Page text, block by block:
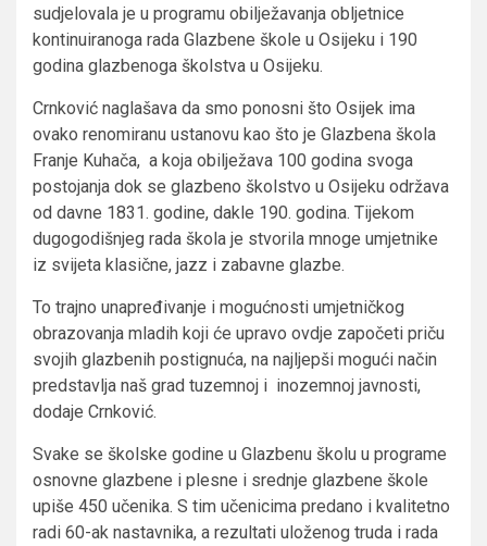
sudjelovala je u programu obilježavanja obljetnice
kontinuiranoga rada Glazbene škole u Osijeku i 190
godina glazbenoga školstva u Osijeku.
Crnković naglašava da smo ponosni što Osijek ima
ovako renomiranu ustanovu kao što je Glazbena škola
Franje Kuhača, a koja obilježava 100 godina svoga
postojanja dok se glazbeno školstvo u Osijeku održava
od davne 1831. godine, dakle 190. godina. Tijekom
dugogodišnjeg rada škola je stvorila mnoge umjetnike
iz svijeta klasične, jazz i zabavne glazbe.
To trajno unapređivanje i mogućnosti umjetničkog
obrazovanja mladih koji će upravo ovdje započeti priču
svojih glazbenih postignuća, na najljepši mogući način
predstavlja naš grad tuzemnoj i inozemnoj javnosti,
dodaje Crnković.
Svake se školske godine u Glazbenu školu u programe
osnovne glazbene i plesne i srednje glazbene škole
upiše 450 učenika. S tim učenicima predano i kvalitetno
radi 60-ak nastavnika, a rezultati uloženog truda i rada